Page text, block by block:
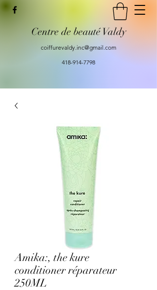
Centre de beauté Valdy
coiffurevaldy.inc@gmail.com
418-914-7798
Amika:, the kure
conditioner réparateur
250ML